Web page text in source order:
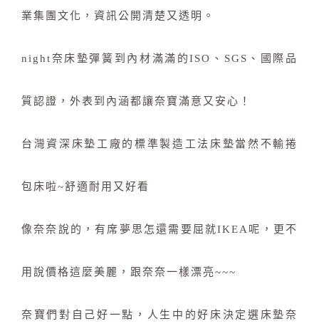
業集團文化，資訊公開清楚又透明。
night奈床墊彈簧到內材滿滿的ISO、SGS、國際品
質認證，外表到內涵都讓奈寶滿意又安心！
台灣資深床墊工廠的標準製造工法床墊當然不輸捲
包床啦~舒適耐用又好看
像奈奈說的，有席夢思怎還需要屈就IKEA呢，更不
用說價格這麼美麗，跟奈奈一樣漂亮~~~
奈寶們對自己好一點，人生中的好床決定選床墊奈